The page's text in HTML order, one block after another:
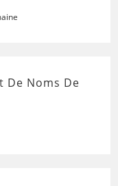
Noms De